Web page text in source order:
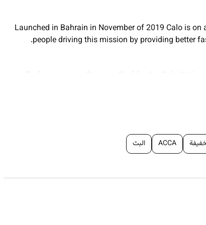
Launched in Bahrain in November of 2019 Calo is
people driving this mission by providing better
preparation maintenance logistics safety and
support the kitchens efficiency and safety
Disposes spoiled items and
ACCA البث